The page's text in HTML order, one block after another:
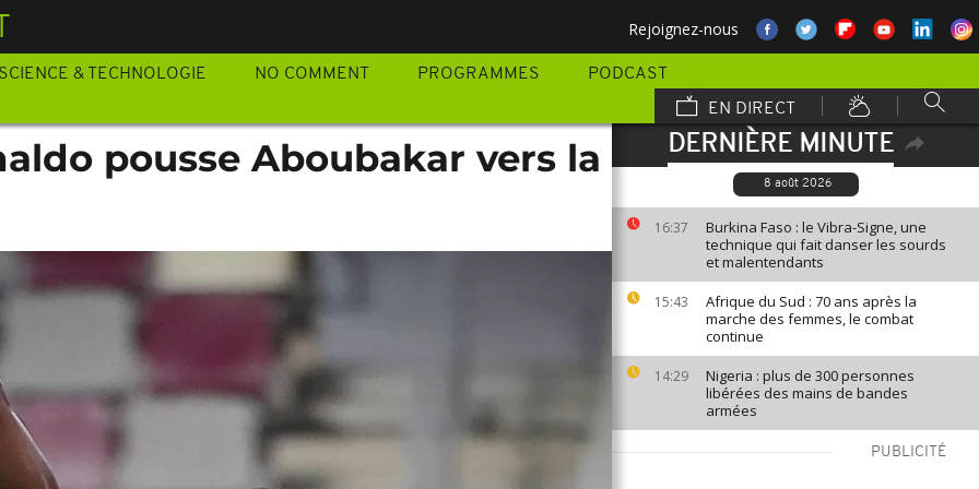
Rejoignez-nous
SCIENCE & TECHNOLOGIE NO COMMENT PROGRAMMES
PODCAST
EN DIRECT
DERNIÈRE MINUTE
8 août 2026
16:37
Burkina Faso : le Vibra-Signe, une
technique qui fait danser les sourds
et malentendants
15:43
Afrique du Sud : 70 ans après la
marche des femmes, le combat
continue
14:29
Nigeria : plus de 300 personnes
libérées des mains de bandes
armées
PUBLICITÉ
pousse Aboubakar vers la